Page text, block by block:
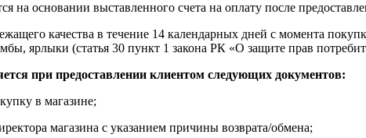
на основании выставленного счета на оплату после
качества в течение 14 календарных дней с момента
ярлыки (статья 30 пункт 1 закона РК «О защите прав
при предоставлении клиентом следующих документов:
в магазине;
магазина с указанием причины возврата/обмена;